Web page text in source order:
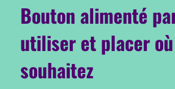
Bouton alimenté
utiliser et placer
souhaitez